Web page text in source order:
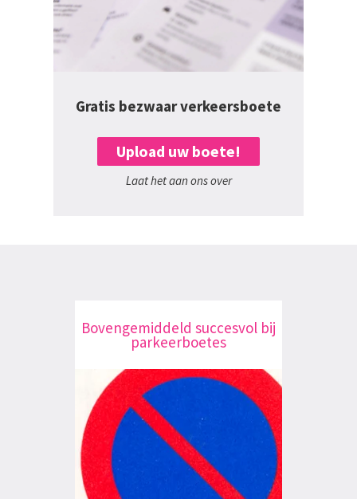
Gratis bezwaar verkeersboete
Upload uw boete!
Laat het aan ons over
Bovengemiddeld succesvol bij
parkeerboetes